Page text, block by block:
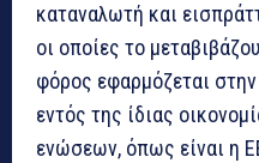
καταναλωτή και
οι οποίες το
φόρος εφαρμόζεται
εντός της ίδιας
ενώσεων, όπως είναι η